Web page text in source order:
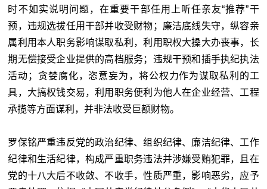
时不如实说明问题，在重要干部任用上听任亲友“推荐”干
预，违规选拔任用干部并收受财物；廉洁底线失守，纵容亲
属利用本人职务影响谋取私利，利用职权大操大办丧事，长
期无偿接受企业提供的高档服务；违规干预和插手执纪执法
活动；贪婪腐化，恣意妄为，将公权力作为谋取私利的工
具，大搞权钱交易，利用职务便利为他人在企业经营、工程
承揽等方面谋利，并非法收受巨额财物。
罗保铭严重违反党的政治纪律、组织纪律、廉洁纪律、工作
纪律和生活纪律，构成严重职务违法并涉嫌受贿犯罪，且在
党的十八大后不收敛、不收手，性质严重，影响恶劣，应予